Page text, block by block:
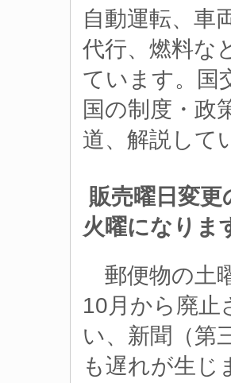
自動運転、車
代行、燃料な
ています。国
国の制度・政
道、解説して
販売曜日変
火曜になりま
郵便物の土
10月から廃止
い、新聞（第
も遅れが生じ